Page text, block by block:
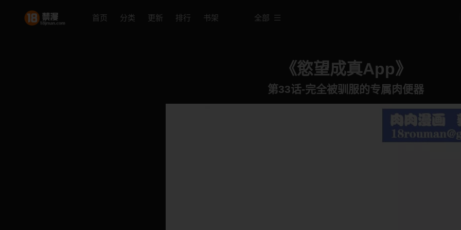
首页 分类 更新 排行 书架 全部
《慾望成真App》
第33话-完全被驯服的专属肉便器